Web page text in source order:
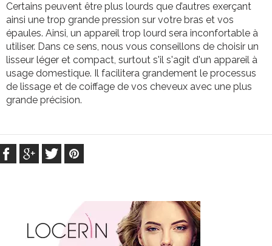
Certains peuvent être plus lourds que d’autres exerçant
ainsi une trop grande pression sur votre bras et vos
épaules. Ainsi, un appareil trop lourd sera inconfortable à
utiliser. Dans ce sens, nous vous conseillons de choisir un
lisseur léger et compact, surtout s'il s'agit d'un appareil à
usage domestique. Il facilitera grandement le processus
de lissage et de coiffage de vos cheveux avec une plus
grande précision.